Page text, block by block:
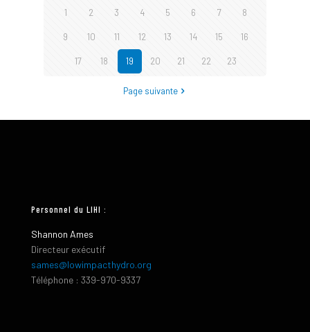
1 2 3 4 5 6 7 8
9 10 11 12 13 14 15 16
17 18 19 20 21 22 23
Page suivante
Personnel du LIHI :
Shannon Ames
Directeur exécutif
sames@lowimpacthydro.org
Téléphone : 339-970-9337